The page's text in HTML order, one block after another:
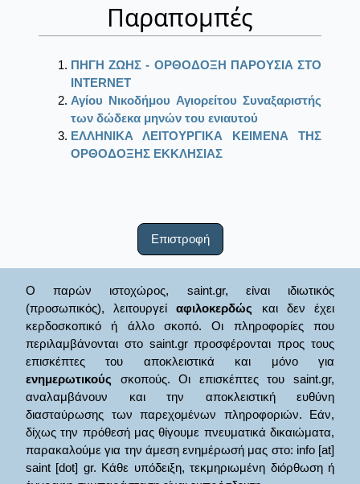
Παραπομπές
ΠΗΓΗ ΖΩΗΣ - ΟΡΘΟΔΟΞΗ ΠΑΡΟΥΣΙΑ ΣΤΟ
ΙΝΤΕRΝΕΤ
Αγίου Νικοδήμου Αγιορείτου Συναξαριστής
των δώδεκα μηνών του ενιαυτού
ΕΛΛΗΝΙΚΑ ΛΕΙΤΟΥΡΓΙΚΑ ΚΕΙΜΕΝΑ ΤΗΣ
ΟΡΘΟΔΟΞΗΣ ΕΚΚΛΗΣΙΑΣ
Επιστροφή
Ο παρών ιστοχώρος, saint.gr, είναι ιδιωτικός
(προσωπικός), λειτουργείαφιλοκερδώς και δεν έχει
κερδοσκοπικό ή άλλο σκοπό. Οι πληροφορίες που
περιλαμβάνονται στο saint.gr προσφέρονται προς τους
επισκέπτες του αποκλειστικά και μόνο για
ενημερωτικούς σκοπούς. Οι επισκέπτες του saint.gr,
αναλαμβάνουν και την αποκλειστική ευθύνη
διασταύρωσης των παρεχομένων πληροφοριών. Εάν,
δίχως την πρόθεσή μας θίγουμε πνευματικά δικαιώματα,
παρακαλούμε για την άμεση ενημέρωσή μας στο: info [at]
saint [dot] gr. Κάθε υπόδειξη, τεκμηριωμένη διόρθωση ή